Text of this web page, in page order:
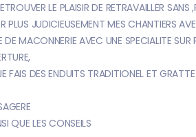
LE PLAISIR DE RETRAVAILLER
PLUS JUDICIEUSEMENT MES CHANTIERS
MACONNERIE AVEC UNE SPECIALITE SUR
FAIS DES ENDUITS TRADITIONEL ET
QUE LES CONSEILS